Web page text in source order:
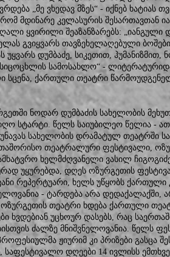
„მე ვხედავ მზეს“ - იქნებ ხატიას
მდინარე კელასურის შესართავთან
ყვირილი შეაზანზარებს: „იანგული
გვიყვარს თავზეხელაღებული
უყვარს დუმბაძე, სიკეთით, ჰუმანიზმით,
სამოსახლო“ -
სცენა, ქართული თეატრი
ნოდარ დუმბაძის სახელობის
სტარტი. წელს საიუბილეო წელია -
სახელობის დრამატულ თეატრში
თეატრალური ფესტივალი,
ხელმძღვანელი ვასილ
უყურებდა, დღეს ოზურგეთის
რეპერტუარი, ხელს უწყობს ქართული
- ტარდება არა დედაქალაქში,
ოზურგეთის თეატრი ხდება ქართული
ხვდებიან უცხოურ დასებს, რაც
ძალზე მნიშვნელოვანია. წელს
ჟიურიმ კი პრიზები გასცა
დღეები 14 ივლისს